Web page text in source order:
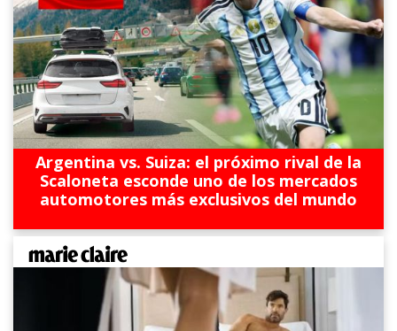
Argentina vs. Suiza: el próximo rival de la
Scaloneta esconde uno de los mercados
automotores más exclusivos del mundo